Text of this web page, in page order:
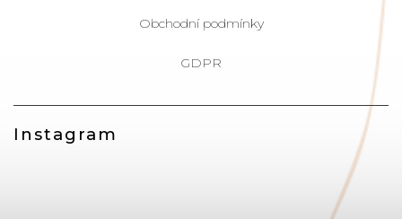
Instagram
Obchodní podmínky
GDPR